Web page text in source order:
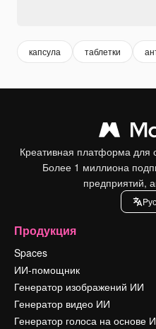
капсула таблетки
Креативная платформа для
Более 1 миллиона
предприятий,
Продукция
Spaces
ИИ-помощник
Генератор изображений ИИ
Генератор видео ИИ
Генератор голоса на основе